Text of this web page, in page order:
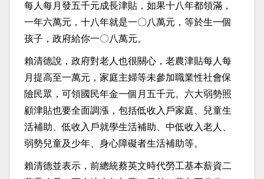
每人每月發五千元成長津貼，如果十八年都領滿，
一年六萬元，十八年就是一〇八萬元，等於生一個
孩子，政府給你一〇八萬元。
賴清德說，政府對老人也很關心，老農津貼每人每
月提高至一萬元，家庭主婦等未參加職業性社會保
險民眾，可領國民年金一個月五千元。六大弱勢照
顧津貼也要全面調漲，包括低收入戶家庭、兒童生
活補助、低收入戶就學生活補助、中低收入老人、
弱勢兒童及少年、身心障礙者生活補助等。
賴清德並表示，前總統蔡英文時代勞工基本薪資二